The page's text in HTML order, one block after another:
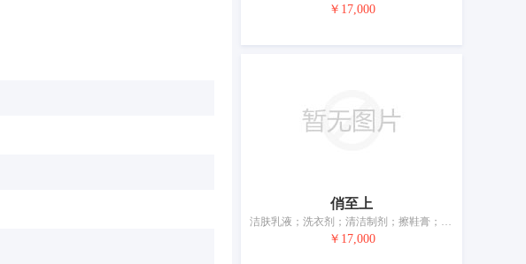
￥17,000
俏至上
洁肤乳液；洗衣剂；清洁制剂；擦鞋膏；香精油；美容面膜；染发剂；化妆品；牙膏；香
￥17,000